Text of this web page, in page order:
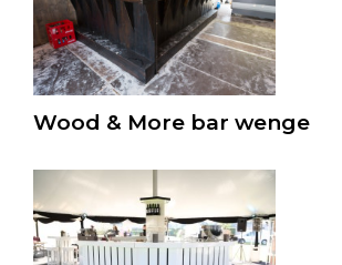
Wood & More bar wenge